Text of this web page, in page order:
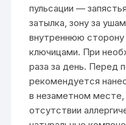
пульсации —
затылка, зону за
внутреннюю
ключицами. При
раза за день. Перед
рекомендуется
в незаметном
отсутствии